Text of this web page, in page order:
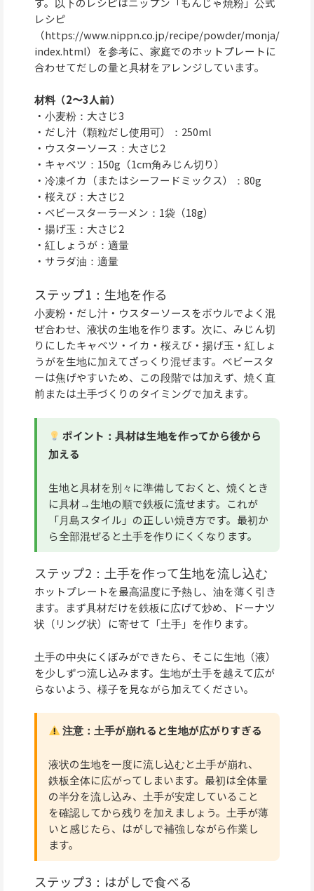
レシピ
（https://www.nippn.co.jp/recipe/powder/monja/
index.html）を参考に、家庭でのホットプレートに
合わせてだしの量と具材をアレンジしています。
材料（2〜3人前）
・小麦粉：大さじ3
・だし汁（顆粒だし使用可）：250ml
・ウスターソース：大さじ2
・キャベツ：150g（1cm角みじん切り）
・冷凍イカ（またはシーフードミックス）：80g
・桜えび：大さじ2
・ベビースターラーメン：1袋（18g）
・揚げ玉：大さじ2
・紅しょうが：適量
・サラダ油：適量
ステップ1：生地を作る
小麦粉・だし汁・ウスターソースをボウルでよく混
ぜ合わせ、液状の生地を作ります。次に、みじん切
りにしたキャベツ・イカ・桜えび・揚げ玉・紅しょ
うがを生地に加えてざっくり混ぜます。ベビースタ
ーは焦げやすいため、この段階では加えず、焼く直
前または土手づくりのタイミングで加えます。
ポイント：具材は生地を作ってから後から
加える
生地と具材を別々に準備しておくと、焼くとき
に具材→生地の順で鉄板に流せます。これが
「月島スタイル」の正しい焼き方です。最初か
ら全部混ぜると土手を作りにくくなります。
ステップ2：土手を作って生地を流し込む
ホットプレートを最高温度に予熱し、油を薄く引き
ます。まず具材だけを鉄板に広げて炒め、ドーナツ
状（リング状）に寄せて「土手」を作ります。
土手の中央にくぼみができたら、そこに生地（液）
を少しずつ流し込みます。生地が土手を越えて広が
らないよう、様子を見ながら加えてください。
注意：土手が崩れると生地が広がりすぎる
液状の生地を一度に流し込むと土手が崩れ、
鉄板全体に広がってしまいます。最初は全体量
の半分を流し込み、土手が安定していること
を確認してから残りを加えましょう。土手が薄
いと感じたら、はがしで補強しながら作業し
ます。
ステップ3：はがしで食べる